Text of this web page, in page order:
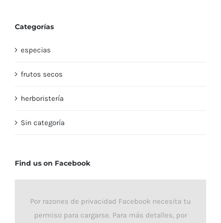
Categorías
especias
frutos secos
herboristería
Sin categoría
Find us on Facebook
Por razones de privacidad Facebook necesita tu
permiso para cargarse. Para más detalles, por